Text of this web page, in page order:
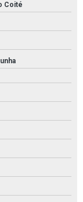
Coité